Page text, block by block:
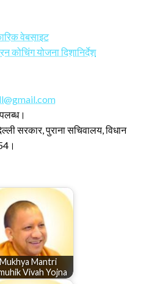
वेबसाइट
योजना दिशानिर्देश
सरकार, पुराना सचिवालय, विधान
Mukhya Mantri
Vivah Yojna